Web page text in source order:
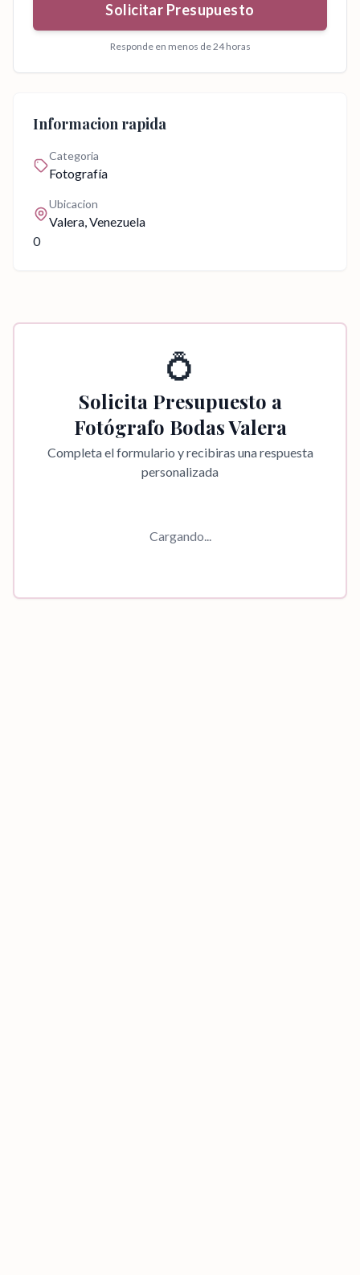
Solicitar Presupuesto
Responde en menos de 24 horas
Informacion rapida
Categoria
Fotografía
Ubicacion
Valera, Venezuela
0
💍
Solicita Presupuesto a
Fotógrafo Bodas Valera
Completa el formulario y recibiras una respuesta
personalizada
Cargando...